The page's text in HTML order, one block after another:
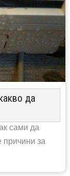
да
сами да
причини за